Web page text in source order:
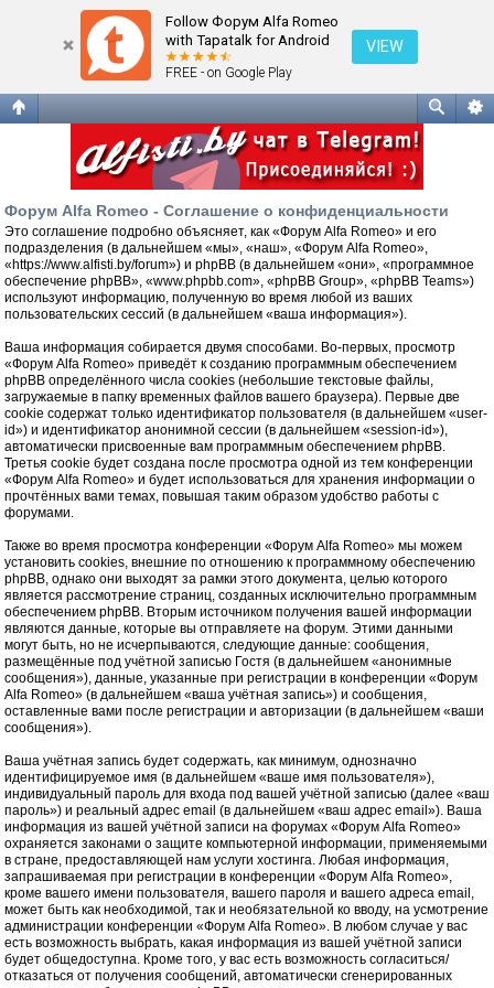
Follow Форум Alfa Romeo
with Tapatalk for Android
FREE - on Google Play
VIEW
Соглашение о конфиденциальности
Форум Alfa Romeo - Соглашение о конфиденциальности
Это соглашение подробно объясняет, как «Форум Alfa Romeo» и его
подразделения (в дальнейшем «мы», «наш», «Форум Alfa Romeo»,
«https://www.alfisti.by/forum») и phpBB (в дальнейшем «они», «программное
обеспечение phpBB», «www.phpbb.com», «phpBB Group», «phpBB Teams»)
используют информацию, полученную во время любой из ваших
пользовательских сессий (в дальнейшем «ваша информация»).
Ваша информация собирается двумя способами. Во-первых, просмотр
«Форум Alfa Romeo» приведёт к созданию программным обеспечением
phpBB определённого числа cookies (небольшие текстовые файлы,
загружаемые в папку временных файлов вашего браузера). Первые две
cookie содержат только идентификатор пользователя (в дальнейшем «user-
id») и идентификатор анонимной сессии (в дальнейшем «session-id»),
автоматически присвоенные вам программным обеспечением phpBB.
Третья cookie будет создана после просмотра одной из тем конференции
«Форум Alfa Romeo» и будет использоваться для хранения информации о
прочтённых вами темах, повышая таким образом удобство работы с
форумами.
Также во время просмотра конференции «Форум Alfa Romeo» мы можем
установить cookies, внешние по отношению к программному обеспечению
phpBB, однако они выходят за рамки этого документа, целью которого
является рассмотрение страниц, созданных исключительно программным
обеспечением phpBB. Вторым источником получения вашей информации
являются данные, которые вы отправляете на форум. Этими данными
могут быть, но не исчерпываются, следующие данные: сообщения,
размещённые под учётной записью Гостя (в дальнейшем «анонимные
сообщения»), данные, указанные при регистрации в конференции «Форум
Alfa Romeo» (в дальнейшем «ваша учётная запись») и сообщения,
оставленные вами после регистрации и авторизации (в дальнейшем «ваши
сообщения»).
Ваша учётная запись будет содержать, как минимум, однозначно
идентифицируемое имя (в дальнейшем «ваше имя пользователя»),
индивидуальный пароль для входа под вашей учётной записью (далее «ваш
пароль») и реальный адрес email (в дальнейшем «ваш адрес email»). Ваша
информация из вашей учётной записи на форумах «Форум Alfa Romeo»
охраняется законами о защите компьютерной информации, применяемыми
в стране, предоставляющей нам услуги хостинга. Любая информация,
запрашиваемая при регистрации в конференции «Форум Alfa Romeo»,
кроме вашего имени пользователя, вашего пароля и вашего адреса email,
может быть как необходимой, так и необязательной ко вводу, на усмотрение
администрации конференции «Форум Alfa Romeo». В любом случае у вас
есть возможность выбрать, какая информация из вашей учётной записи
будет общедоступна. Кроме того, у вас есть возможность согласиться/
отказаться от получения сообщений, автоматически сгенерированных